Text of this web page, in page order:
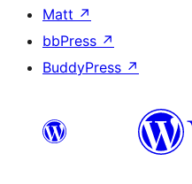
Matt ↗
bbPress ↗
BuddyPress ↗